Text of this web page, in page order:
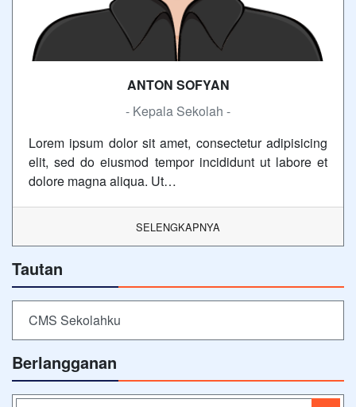
ANTON SOFYAN
- Kepala Sekolah -
Lorem ipsum dolor sit amet, consectetur adipisicing
elit, sed do eiusmod tempor incididunt ut labore et
dolore magna aliqua. Ut…
SELENGKAPNYA
Tautan
CMS Sekolahku
Berlangganan